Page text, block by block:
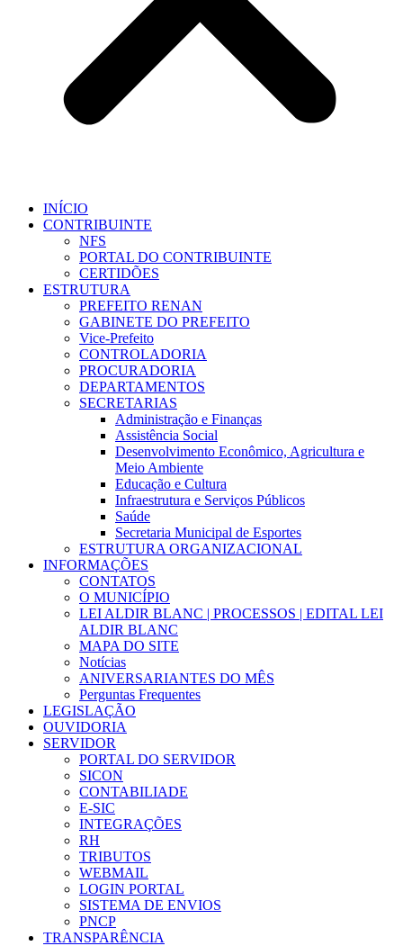
INÍCIO
CONTRIBUINTE
NFS
PORTAL DO CONTRIBUINTE
CERTIDÕES
ESTRUTURA
PREFEITO RENAN
GABINETE DO PREFEITO
Vice-Prefeito
CONTROLADORIA
PROCURADORIA
DEPARTAMENTOS
SECRETARIAS
Administração e Finanças
Assistência Social
Desenvolvimento Econômico, Agricultura e
Meio Ambiente
Educação e Cultura
Infraestrutura e Serviços Públicos
Saúde
Secretaria Municipal de Esportes
ESTRUTURA ORGANIZACIONAL
INFORMAÇÕES
CONTATOS
O MUNICÍPIO
LEI ALDIR BLANC | PROCESSOS | EDITAL LEI
ALDIR BLANC
MAPA DO SITE
Notícias
ANIVERSARIANTES DO MÊS
Perguntas Frequentes
LEGISLAÇÃO
OUVIDORIA
SERVIDOR
PORTAL DO SERVIDOR
SICON
CONTABILIADE
E-SIC
INTEGRAÇÕES
RH
TRIBUTOS
WEBMAIL
LOGIN PORTAL
SISTEMA DE ENVIOS
PNCP
TRANSPARÊNCIA